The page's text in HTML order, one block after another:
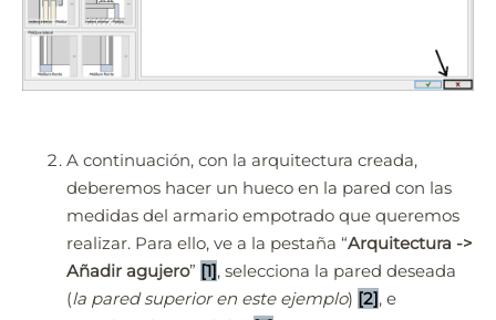
A continuación, con la arquitectura creada,
deberemos hacer un hueco en la pared con las
medidas del armario empotrado que queremos
realizar. Para ello, ve a la pestaña “Arquitectura ->
Añadir agujero” [1], selecciona la pared deseada
(la pared superior en este ejemplo) [2], e
Quick3DPlan Chat IA
Hello! How can I assist you today?
Hola, ¿cómo puedo ayudarte?